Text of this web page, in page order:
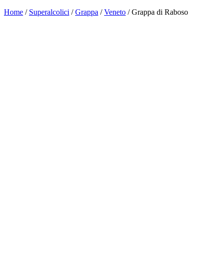
Home / Superalcolici /Grappa /Veneto / Grappa di Raboso